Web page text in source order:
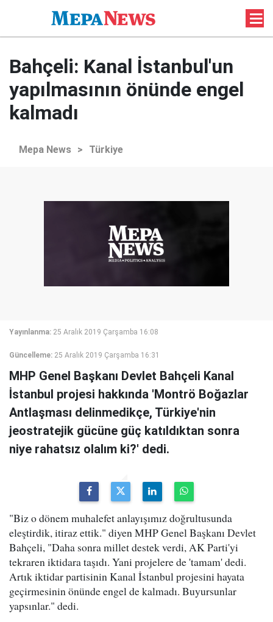
Bahçeli: Kanal İstanbul'un
yapılmasının önünde engel
kalmadı
Mepa News > Türkiye
Yayınlanma: 25 Aralık 2019 Çarşamba 16:08
Güncelleme: 25 Aralık 2019 Çarşamba 16:31
MHP Genel Başkanı Devlet Bahçeli Kanal
İstanbul projesi hakkında 'Montrö Boğazlar
Antlaşması delinmedikçe, Türkiye'nin
jeostratejik gücüne güç katıldıktan sonra
niye rahatsız olalım ki?' dedi.
"Biz o dönem muhalefet anlayışımız doğrultusunda
eleştirdik, itiraz ettik." diyen MHP Genel Başkanı Devlet
Bahçeli, "Daha sonra millet destek verdi, AK Parti'yi
tekraren iktidara taşıdı. Yani projelere de 'tamam' dedi.
Artık iktidar partisinin Kanal İstanbul projesini hayata
geçirmesinin önünde engel de kalmadı. Buyursunlar
yapsınlar." dedi.